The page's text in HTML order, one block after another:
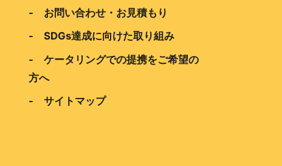
- お問い合わせ・お見積もり
- SDGs達成に向けた取り組み
- ケータリングでの提携をご希望の
方へ
- サイトマップ